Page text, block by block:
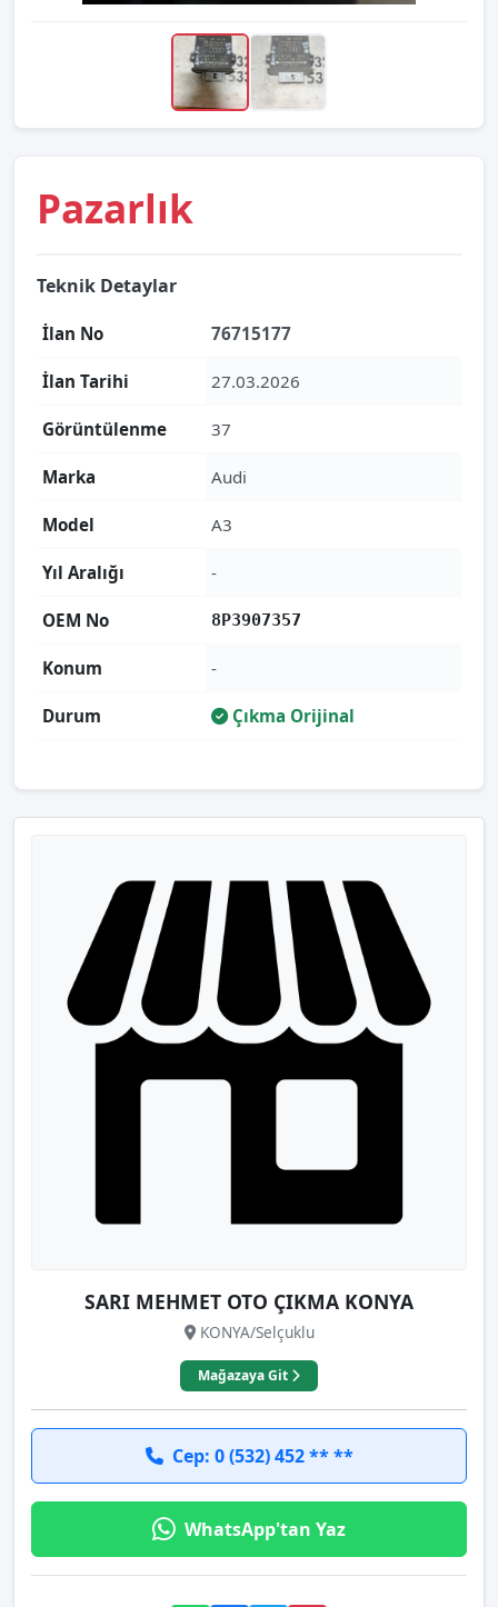
Pazarlık
Teknik Detaylar
İlan No 76715177
İlan Tarihi 27.03.2026
Görüntülenme 37
Marka Audi
Model A3
Yıl Aralığı -
OEM No 8P3907357
Konum -
Durum Çıkma Orijinal
SARI MEHMET OTO ÇIKMA KONYA
KONYA/Selçuklu
Mağazaya Git
Cep: 0 (532) 452 ** **
WhatsApp'tan Yaz